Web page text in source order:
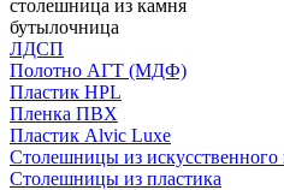
столешница из камня
бутылочница
ЛДСП
Полотно АГТ (МДФ)
Пластик HPL
Пленка ПВХ
Пластик Alvic Luxe
Столешницы из искусственного
Столешницы из пластика